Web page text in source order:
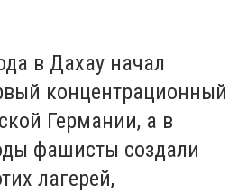
в Дахау начал
концентрационный
Германии, а в
фашисты создали
лагерей,